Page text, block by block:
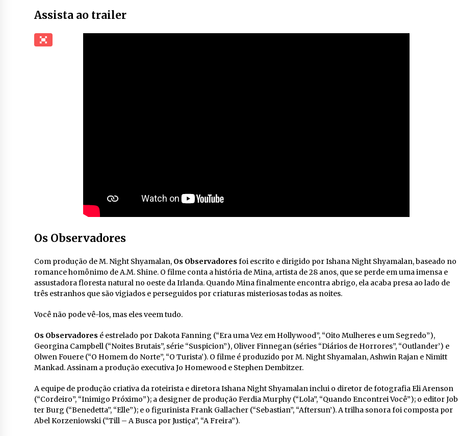
Assista ao trailer
Os Observadores
Com produção de M. Night Shyamalan, Os Observadores foi escrito e dirigido por Ishana Night Shyamalan, baseado no
romance homônimo de A.M. Shine. O filme conta a história de Mina, artista de 28 anos, que se perde em uma imensa e
assustadora floresta natural no oeste da Irlanda. Quando Mina finalmente encontra abrigo, ela acaba presa ao lado de
três estranhos que são vigiados e perseguidos por criaturas misteriosas todas as noites.
Você não pode vê-los, mas eles veem tudo.
Os Observadores é estrelado por Dakota Fanning (“Era uma Vez em Hollywood”, “Oito Mulheres e um Segredo”),
Georgina Campbell (“Noites Brutais”, série “Suspicion”), Oliver Finnegan (séries “Diários de Horrores”, “Outlander’) e
Olwen Fouere (“O Homem do Norte”, “O Turista’). O filme é produzido por M. Night Shyamalan, Ashwin Rajan e Nimitt
Mankad. Assinam a produção executiva Jo Homewood e Stephen Dembitzer.
A equipe de produção criativa da roteirista e diretora Ishana Night Shyamalan inclui o diretor de fotografia Eli Arenson
(“Cordeiro”, “Inimigo Próximo”); a designer de produção Ferdia Murphy (“Lola”, “Quando Encontrei Você”); o editor Job
ter Burg (“Benedetta”, “Elle”); e o figurinista Frank Gallacher (“Sebastian”, “Aftersun’). A trilha sonora foi composta por
Abel Korzeniowski (“Till – A Busca por Justiça”, “A Freira”).